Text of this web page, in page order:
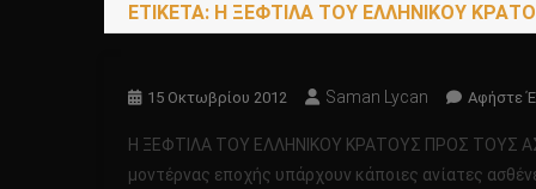
ΕΤΙΚΈΤΑ: Η ΞΕΦΤΙΛΑ ΤΟΥ ΕΛΛΗΝΙΚΟΥ
15 Οκτωβρίου 2012 Saman Lycan Αφήστε
Η ΞΕΦΤΙΛΑ ΤΟΥ ΕΛΛΗΝΙΚΟΥ ΚΡΑΤΟΥΣ ΠΡΟΣ ΤΟΥΣ
μοντέρνας εποχής υπάρχουν κάποιες ανίατες